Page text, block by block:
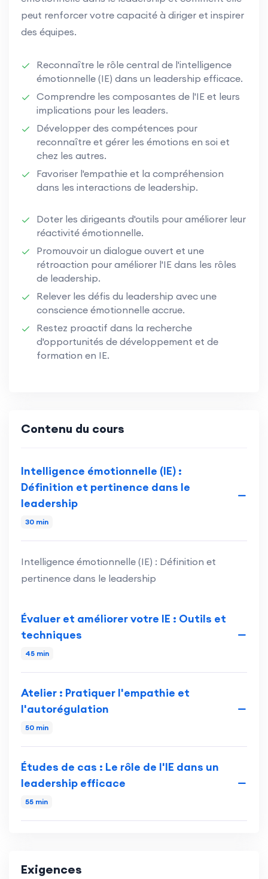
peut renforcer votre capacité à diriger et inspirer
des équipes.
Reconnaître le rôle central de l'intelligence
émotionnelle (IE) dans un leadership efficace.
Comprendre les composantes de l'IE et leurs
implications pour les leaders.
Développer des compétences pour
reconnaître et gérer les émotions en soi et
chez les autres.
Favoriser l'empathie et la compréhension
dans les interactions de leadership.
Doter les dirigeants d'outils pour améliorer leur
réactivité émotionnelle.
Promouvoir un dialogue ouvert et une
rétroaction pour améliorer l'IE dans les rôles
de leadership.
Relever les défis du leadership avec une
conscience émotionnelle accrue.
Restez proactif dans la recherche
d'opportunités de développement et de
formation en IE.
Contenu du cours
Intelligence émotionnelle (IE) :
Définition et pertinence dans le
leadership
30 min
Intelligence émotionnelle (IE) : Définition et
pertinence dans le leadership
Évaluer et améliorer votre IE : Outils et
techniques
45 min
Atelier : Pratiquer l'empathie et
l'autorégulation
50 min
Études de cas : Le rôle de l'IE dans un
leadership efficace
55 min
Exigences